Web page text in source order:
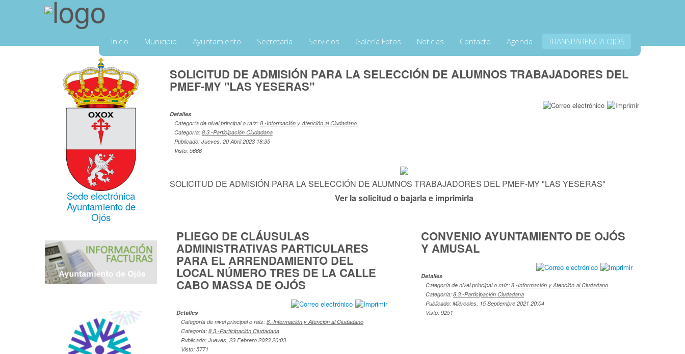
Inicio Municipio Ayuntamiento Secretaría Servicios Galería Fotos Noticias Contacto Agenda TRANSPARENCIA OJÓS
Sede electrónica
Ayuntamiento de
Ojós
SOLICITUD DE ADMISIÓN PARA LA SELECCIÓN DE ALUMNOS TRABAJADORES DEL
PMEF-MY "LAS YESERAS"
Detalles
Categoría de nivel principal o raíz: 8.-Información y Atención al Ciudadano
Categoría: 8.3.-Participación Ciudadana
Publicado: Jueves, 20 Abril 2023 18:35
Visto: 5666
SOLICITUD DE ADMISIÓN PARA LA SELECCIÓN DE ALUMNOS TRABAJADORES DEL PMEF-MY "LAS YESERAS"
Ver la solicitud o bajarla e imprimirla
PLIEGO DE CLÁUSULAS
ADMINISTRATIVAS PARTICULARES
PARA EL ARRENDAMIENTO DEL
LOCAL NÚMERO TRES DE LA CALLE
CABO MASSA DE OJÓS
Detalles
Categoría de nivel principal o raíz: 8.-Información y Atención al Ciudadano
Categoría: 8.3.-Participación Ciudadana
Publicado: Jueves, 23 Febrero 2023 20:03
Visto: 5771
CONVENIO AYUNTAMIENTO DE OJÓS
Y AMUSAL
Detalles
Categoría de nivel principal o raíz:8.-Información y Atención al Ciudadano
Categoría:8.3.-Participación Ciudadana
Publicado: Miércoles, 15 Septiembre 2021 20:04
Visto: 9251